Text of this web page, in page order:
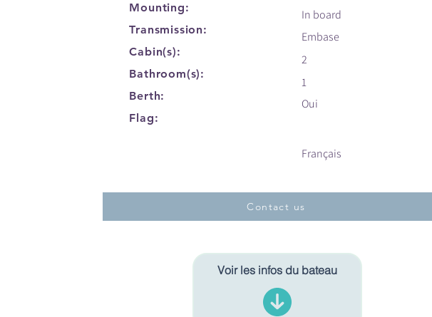
Mounting:
Transmission:
Cabin(s):
Bathroom(s):
Berth:
Flag:
In board
Embase
1
Oui
2
Français
Contact us
Voir les infos du bateau